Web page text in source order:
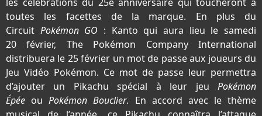
toutes les facettes de la marque. En plus du
Circuit Pokémon GO : Kanto qui aura lieu le samedi
20 février, The Pokémon Company International
distribuera le 25 février un mot de passe aux joueurs du
Jeu Vidéo Pokémon. Ce mot de passe leur permettra
d’ajouter un Pikachu spécial à leur jeu Pokémon
Épée ouPokémon Bouclier. En accord avec le thème